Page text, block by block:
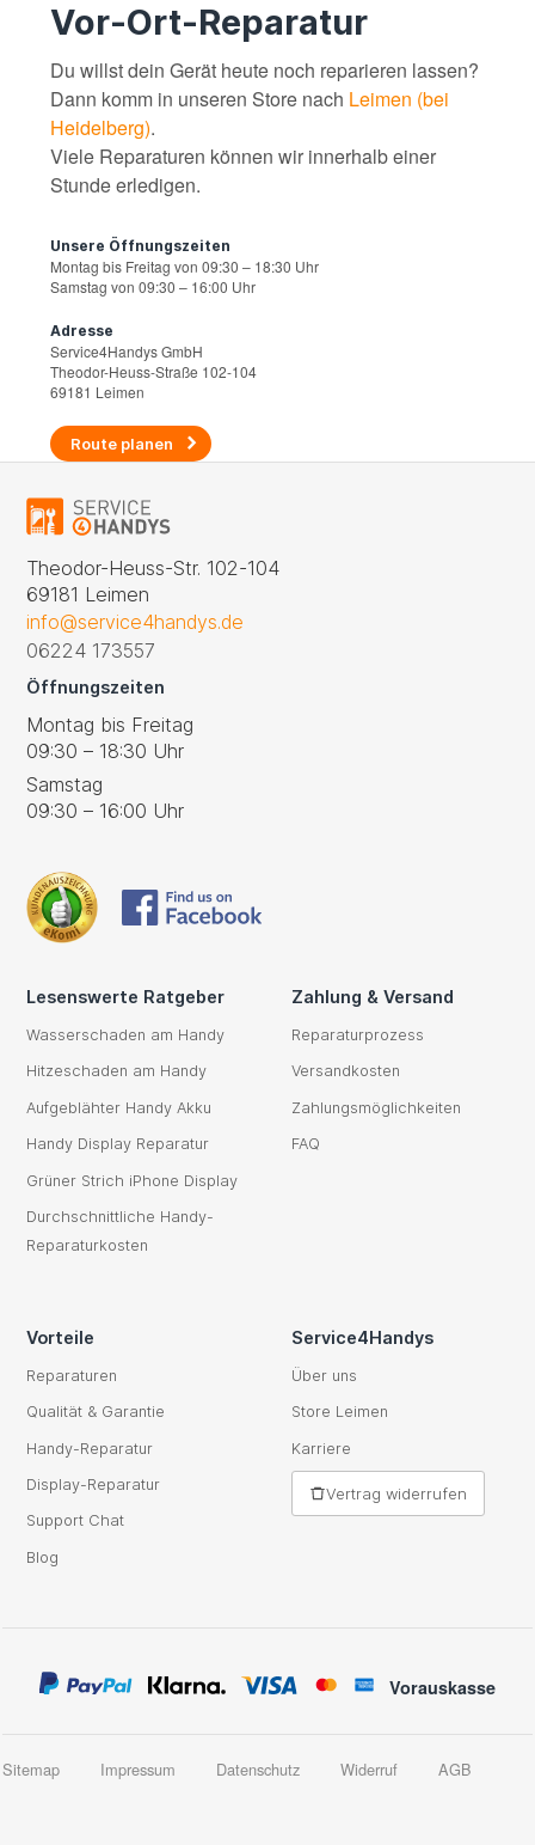
Vor-Ort-Reparatur
Du willst dein Gerät heute noch reparieren lassen?
Dann komm in unseren Store nach Leimen (bei
Heidelberg).
Viele Reparaturen können wir innerhalb einer
Stunde erledigen.
Unsere Öffnungszeiten
Montag bis Freitag von 09:30 – 18:30 Uhr
Samstag von 09:30 – 16:00 Uhr
Adresse
Service4Handys GmbH
Theodor-Heuss-Straße 102-104
69181 Leimen
Route planen
Theodor-Heuss-Str. 102-104
69181 Leimen
info@service4handys.de
06224 173557
Öffnungszeiten
Montag bis Freitag
09:30 – 18:30 Uhr
Samstag
09:30 – 16:00 Uhr
Lesenswerte Ratgeber
Wasserschaden am Handy
Hitzeschaden am Handy
Aufgeblähter Handy Akku
Handy Display Reparatur
Grüner Strich iPhone Display
Durchschnittliche Handy-
Reparaturkosten
Zahlung & Versand
Reparaturprozess
Versandkosten
Zahlungsmöglichkeiten
FAQ
Vorteile
Reparaturen
Qualität & Garantie
Handy-Reparatur
Display-Reparatur
Support Chat
Blog
Service4Handys
Über uns
Store Leimen
Karriere
Vertrag widerrufen
Sitemap Impressum Datenschutz Widerruf AGB
Vorauskasse